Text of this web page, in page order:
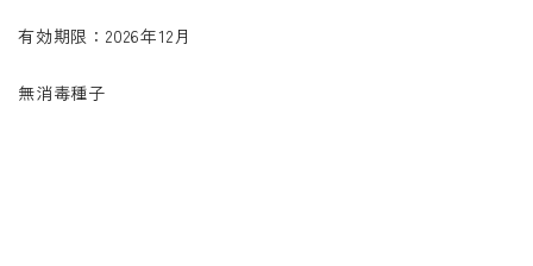
有効期限：2026年12月
無消毒種子